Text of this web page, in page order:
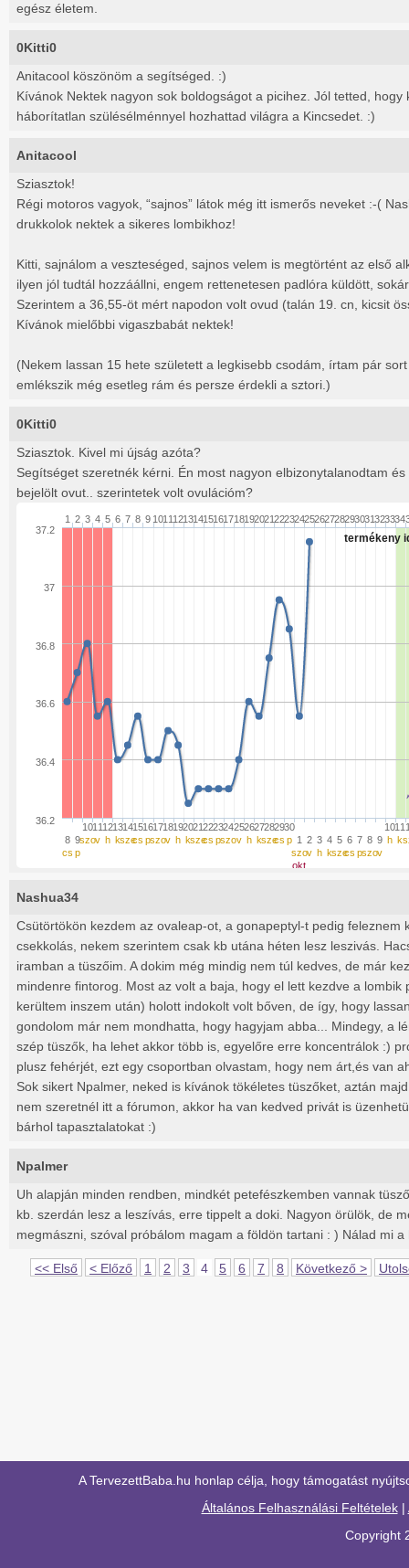
egész életem.
0Kitti0
Anitacool köszönöm a segítséged. :)
Kívánok Nektek nagyon sok boldogságot a picihez. Jól tetted, hogy
háborítatlan szülésélménnyel hozhattad világra a Kincsedet. :)
Anitacool
Sziasztok!
Régi motoros vagyok, “sajnos” látok még itt ismerős neveket :-(
drukkolok nektek a sikeres lombikhoz!
Kitti, sajnálom a veszteséged, sajnos velem is megtörtént az első
ilyen jól tudtál hozzáállni, engem rettenetesen padlóra küldött,
Szerintem a 36,55-öt mért napodon volt ovud (talán 19. cn, kicsit
Kívánok mielőbbi vigaszbabát nektek!
(Nekem lassan 15 hete született a legkisebb csodám, írtam pár
emlékszik még esetleg rám és persze érdekli a sztori.)
0Kitti0
Sziasztok. Kivel mi újság azóta?
Segítséget szeretnék kérni. Én most nagyon elbizonytalanodtam
bejelölt ovut.. szerintetek volt ovulációm?
termékeny
8
cs
9
p
10
szo
11
v
12
h
13
k
14
sze
15
cs
16
p
17
szo
18
v
19
h
20
k
21
sze
22
cs
23
p
24
szo
25
v
26
h
27
k
28
sze
29
cs
30
p 1
szo
okt
2
v
3
h
4
k
5
sze
6
cs
7
p
8
szo
9
v
10
h
11
k
1 2 3 4 5 6 7 8 9 10111213141516171819202122232425262728293031323334
36.2
36.4
36.6
36.8
37
37.2
Nashua34
Csütörtökön kezdem az ovaleap-ot, a gonapeptyl-t pedig feleznem
csekkolás, nekem szerintem csak kb utána héten lesz leszivás.
iramban a tüszőim. A dokim még mindig nem túl kedves, de már
mindenre fintorog. Most az volt a baja, hogy el lett kezdve a
kerültem inszem után) holott indokolt volt bőven, de így, hogy
gondolom már nem mondhatta, hogy hagyjam abba... Mindegy, a
szép tüszők, ha lehet akkor több is, egyelőre erre koncentrálok :)
plusz fehérjét, ezt egy csoportban olvastam, hogy nem árt,és van
Sok sikert Npalmer, neked is kívánok tökéletes tüszőket, aztán
nem szeretnél itt a fórumon, akkor ha van kedved privát is
bárhol tapasztalatokat :)
Npalmer
Uh alapján minden rendben, mindkét petefészkemben vannak
kb. szerdán lesz a leszívás, erre tippelt a doki. Nagyon örülök, de
megmászni, szóval próbálom magam a földön tartani : ) Nálad mi a
<< Első < Előző 1 2 3 4 5 6 7 8 Következő >
A TervezettBaba.hu honlap célja, hogy támogatást
Általános Felhasználási Feltételek|
Copyright